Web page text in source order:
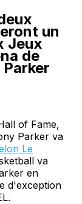
un
Jeux
de
of Fame,
Parker va
Le
va
en
d'exception